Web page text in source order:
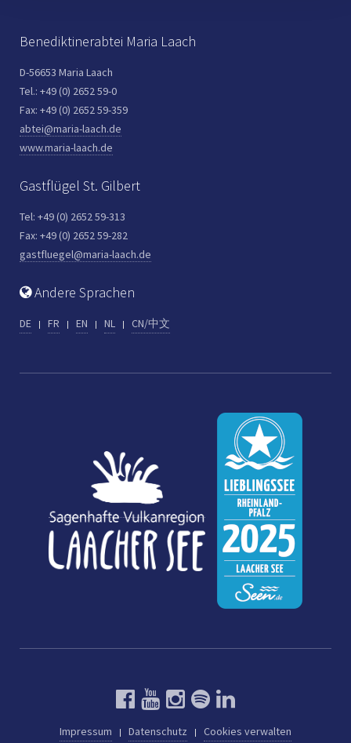
Benediktinerabtei Maria Laach
D-56653 Maria Laach
Tel.: +49 (0) 2652 59-0
Fax: +49 (0) 2652 59-359
abtei@maria-laach.de
www.maria-laach.de
Gastflügel St. Gilbert
Tel: +49 (0) 2652 59-313
Fax: +49 (0) 2652 59-282
gastfluegel@maria-laach.de
Andere Sprachen
DE FR EN NL CN/中文
Impressum Datenschutz Cookies verwalten